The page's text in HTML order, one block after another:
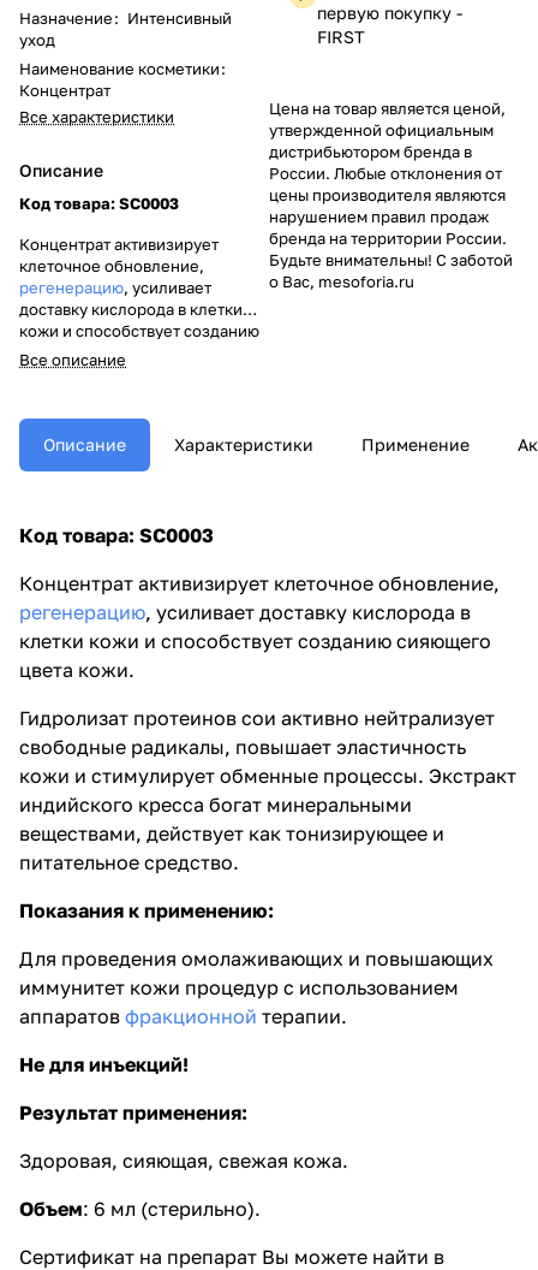
Назначение: Интенсивный
уход
Наименование косметики:
Концентрат
Все характеристики
Описание
Кодтовара: SC0003
Концентрат активизирует
клеточное обновление,
регенерацию, усиливает
доставку кислорода в клетки
кожи и способствует созданию
сияющего цвета кожи.
Все описание
первую покупку -
FIRST
Цена на товар является ценой,
утвержденной официальным
дистрибьютором бренда в
России. Любые отклонения от
цены производителя являются
нарушением правил продаж
бренда на территории России.
Будьте внимательны! С заботой
о Вас, mesoforia.ru
Описание Характеристики Применение
Код товара: SC0003
Концентрат активизирует клеточное обновление,
регенерацию, усиливает доставку кислорода в
клетки кожи и способствует созданию сияющего
цвета кожи.
Гидролизат протеинов сои активно нейтрализует
свободные радикалы, повышает эластичность
кожи и стимулирует обменные процессы. Экстракт
индийского кресса богат минеральными
веществами, действует как тонизирующее и
питательное средство.
Показания к применению:
Для проведения омолаживающих и повышающих
иммунитет кожи процедур с использованием
аппаратов фракционной терапии.
Не для инъекций!
Результат применения:
Здоровая, сияющая, свежая кожа.
Объем: 6 мл (стерильно).
Сертификат на препарат Вы можете найти в